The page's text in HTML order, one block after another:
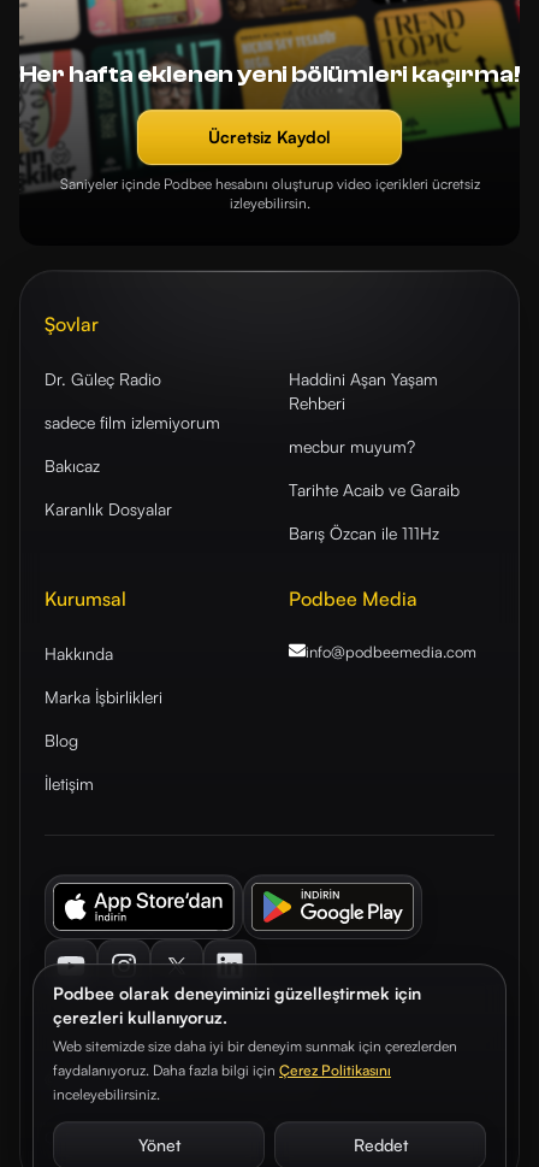
Podbee olarak deneyiminizi güzelleştirmek için
çerezleri kullanıyoruz.
Web sitemizde size daha iyi bir deneyim sunmak için çerezlerden
faydalanıyoruz. Daha fazla bilgi için Çerez Politikasını
inceleyebilirsiniz.
Yönet Reddet
Her hafta eklenen yeni bölümleri kaçırma!
Ücretsiz Kaydol
Saniyeler içinde Podbee hesabını oluşturup video içerikleri ücretsiz
izleyebilirsin.
Şovlar
Dr. Güleç Radio
sadece film izlemiyorum
Bakıcaz
Karanlık Dosyalar
Haddini Aşan Yaşam
Rehberi
mecbur muyum?
Tarihte Acaib ve Garaib
Barış Özcan ile 111Hz
Kurumsal
Hakkında
Marka İşbirlikleri
Blog
İletişim
Podbee Media
info@podbeemedia.com
© 2026. Podbee Media. Tüm hakları saklıdır.
Çerez TercihleriAydınlatma Metni Gizlilik Sözleşmesi